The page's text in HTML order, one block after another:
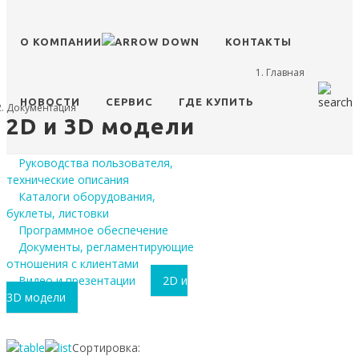
О КОМПАНИИ КОНТАКТЫ
НОВОСТИ СЕРВИС ГДЕ КУПИТЬ
Главная
Документация
2D и 3D модели
Руководства пользователя,
технические описания
Каталоги оборудования,
буклеты, листовки
Программное обеспечение
Документы, регламентирующие
отношения с клиентами
Видео и презентации
2D и
3D модели
Сортировка: